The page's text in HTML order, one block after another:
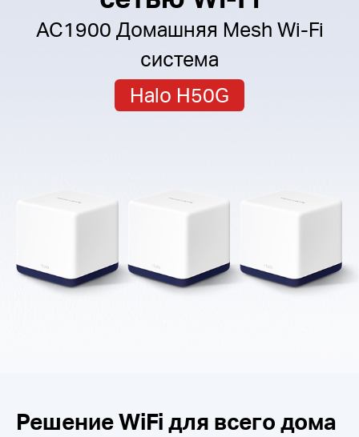
AC1900 Домашняя Mesh Wi-Fi
система
Halo H50G
Решение WiFi для всего дома